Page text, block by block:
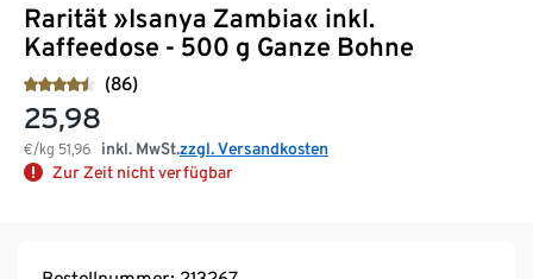
Rarität »Isanya Zambia« inkl.
Kaffeedose - 500 g Ganze Bohne
(86)
25,98
€/kg 51,96 inkl. MwSt.zzgl. Versandkosten
Zur Zeit nicht verfügbar